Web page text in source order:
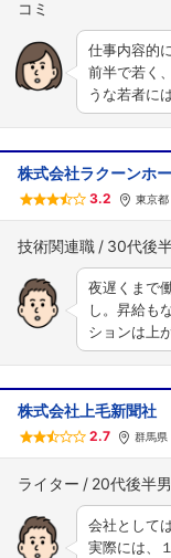
仕事内容的
前半で若く
うな若者に
株式会社ラクーンホ
3.2 東京都
技術関連職 30代後
夜遅くまで
し。昇給も
ションは上
株式会社上毛新聞社
2.7 群馬県
ライター 20代後半
会社として
実際には、